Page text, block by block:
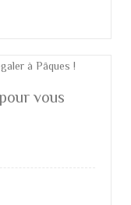
vous